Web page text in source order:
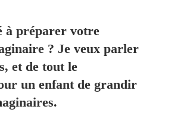
à préparer votre
? Je veux parler
et de tout le
un enfant de grandir